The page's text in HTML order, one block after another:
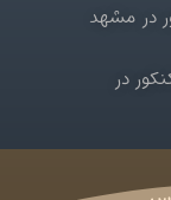
در مشهد
در